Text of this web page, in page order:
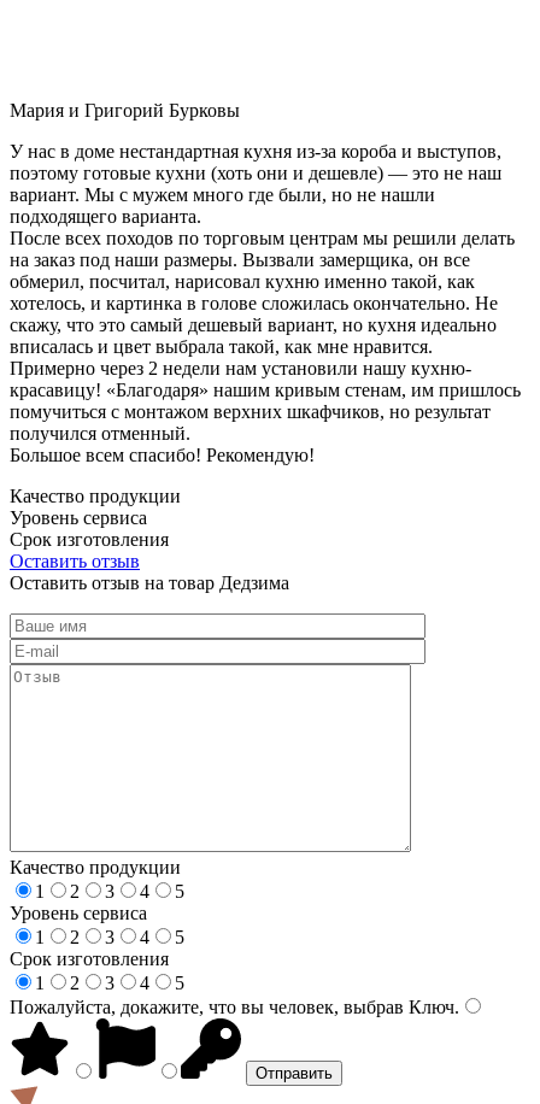
Мария и Григорий Бурковы
У нас в доме нестандартная кухня из-за короба и выступов,
поэтому готовые кухни (хоть они и дешевле) — это не наш
вариант. Мы с мужем много где были, но не нашли
подходящего варианта.
После всех походов по торговым центрам мы решили делать
на заказ под наши размеры. Вызвали замерщика, он все
обмерил, посчитал, нарисовал кухню именно такой, как
хотелось, и картинка в голове сложилась окончательно. Не
скажу, что это самый дешевый вариант, но кухня идеально
вписалась и цвет выбрала такой, как мне нравится.
Примерно через 2 недели нам установили нашу кухню-
красавицу! «Благодаря» нашим кривым стенам, им пришлось
помучиться с монтажом верхних шкафчиков, но результат
получился отменный.
Большое всем спасибо! Рекомендую!
Качество продукции
Уровень сервиса
Срок изготовления
Оставить отзыв
Оставить отзыв на товар Дедзима
Качество продукции
1
2 3 4
5
Уровень сервиса
1
2 3 4
5
Срок изготовления
1
2 3 4
5
Пожалуйста, докажите, что вы человек, выбрав Ключ.